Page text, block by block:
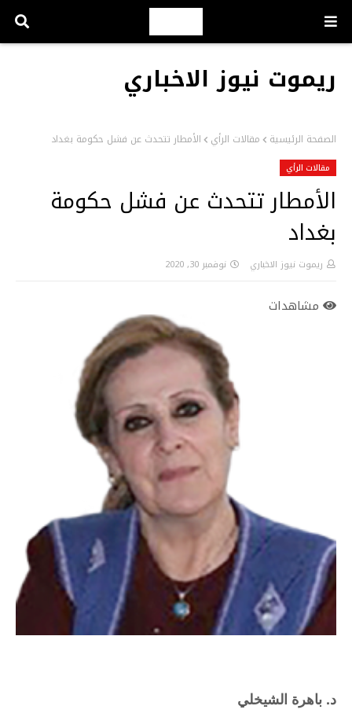
ريموت نيوز الاخباري
الصفحة الرئيسية مقالات الرأي الأمطار تتحدث عن فشل حكومة بغداد
مقالات الرأي
الأمطار تتحدث عن فشل حكومة
بغداد
ريموت نيوز الاخباري نوفمبر 30, 2020
مشاهدات
د. باهرة الشيخلي